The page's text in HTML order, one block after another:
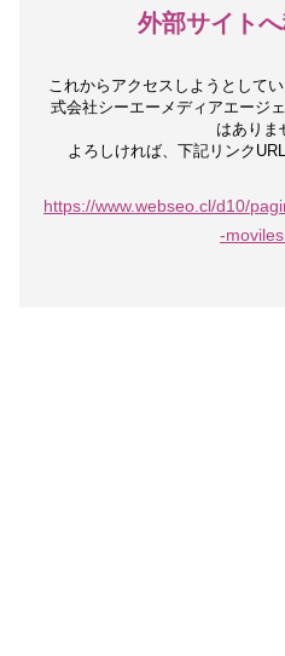
外部サイト
これからアクセスしようとしてい
式会社シーエーメディアエージ
はありま
よろしければ、下記リンク
https://www.webseo.cl/d10/
-